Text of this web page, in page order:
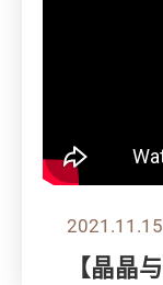
2021.11.15
【晶晶